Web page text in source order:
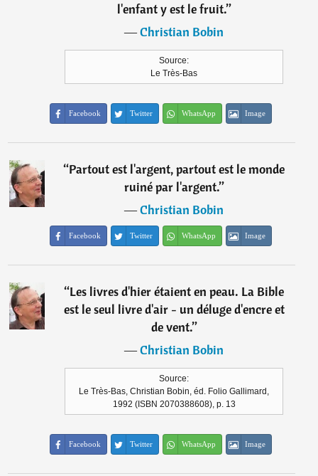
l'enfant y est le fruit.”
―Christian Bobin
Source:
Le Très-Bas
Facebook Twitter WhatsApp Image
“Partout est l'argent, partout est le monde
ruiné par l'argent.”
―Christian Bobin
Facebook Twitter WhatsApp Image
“Les livres d'hier étaient en peau. La Bible
est le seul livre d'air - un déluge d'encre et
de vent.”
―Christian Bobin
Source:
Le Très-Bas, Christian Bobin, éd. Folio Gallimard,
1992 (ISBN 2070388608), p. 13
Facebook Twitter WhatsApp Image